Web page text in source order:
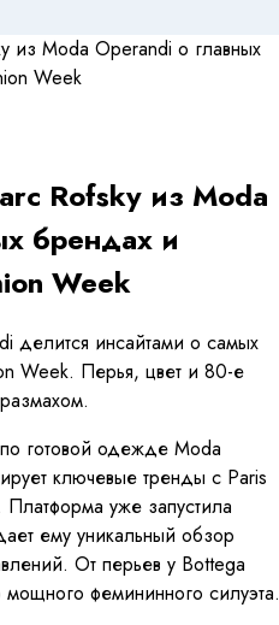
Rofsky из Moda
брендах и
Week
делится инсайтами о самых
Week. Перья, цвет и 80-е
готовой одежде Moda
ключевые тренды с Paris
уже запустила
ему уникальный обзор
От перьев у Bottega
фемининного силуэта.